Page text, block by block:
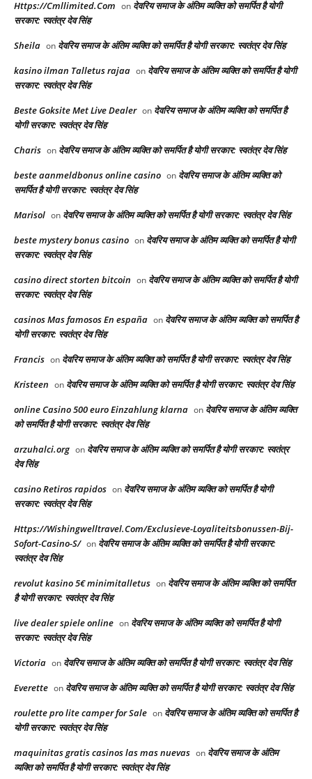
Https://Cmllimited.Com on देवरिय समाज के अंतिम व्यक्ति को समर्पित है योगी
सरकार: स्वतंत्र देव सिंह
Sheila on देवरिय समाज के अंतिम व्यक्ति को समर्पित है योगी सरकार: स्वतंत्र देव सिंह
kasino ilman Talletus rajaa on देवरिय समाज के अंतिम व्यक्ति को समर्पित है योगी
सरकार: स्वतंत्र देव सिंह
Beste Goksite Met Live Dealer on देवरिय समाज के अंतिम व्यक्ति को समर्पित है
योगी सरकार: स्वतंत्र देव सिंह
Charis on देवरिय समाज के अंतिम व्यक्ति को समर्पित है योगी सरकार: स्वतंत्र देव सिंह
beste aanmeldbonus online casino on देवरिय समाज के अंतिम व्यक्ति को
समर्पित है योगी सरकार: स्वतंत्र देव सिंह
Marisol on देवरिय समाज के अंतिम व्यक्ति को समर्पित है योगी सरकार: स्वतंत्र देव सिंह
beste mystery bonus casino on देवरिय समाज के अंतिम व्यक्ति को समर्पित है योगी
सरकार: स्वतंत्र देव सिंह
casino direct storten bitcoin on देवरिय समाज के अंतिम व्यक्ति को समर्पित है योगी
सरकार: स्वतंत्र देव सिंह
casinos Mas famosos En españa on देवरिय समाज के अंतिम व्यक्ति को समर्पित है
योगी सरकार: स्वतंत्र देव सिंह
Francis on देवरिय समाज के अंतिम व्यक्ति को समर्पित है योगी सरकार: स्वतंत्र देव सिंह
Kristeen on देवरिय समाज के अंतिम व्यक्ति को समर्पित है योगी सरकार: स्वतंत्र देव सिंह
online Casino 500 euro Einzahlung klarna on देवरिय समाज के अंतिम व्यक्ति
को समर्पित है योगी सरकार: स्वतंत्र देव सिंह
arzuhalci.org on देवरिय समाज के अंतिम व्यक्ति को समर्पित है योगी सरकार: स्वतंत्र
देव सिंह
casino Retiros rapidos on देवरिय समाज के अंतिम व्यक्ति को समर्पित है योगी
सरकार: स्वतंत्र देव सिंह
Https://Wishingwelltravel.Com/Exclusieve-Loyaliteitsbonussen-Bij-
Sofort-Casino-S/ on देवरिय समाज के अंतिम व्यक्ति को समर्पित है योगी सरकार:
स्वतंत्र देव सिंह
revolut kasino 5€ minimitalletus on देवरिय समाज के अंतिम व्यक्ति को समर्पित
है योगी सरकार: स्वतंत्र देव सिंह
live dealer spiele online on देवरिय समाज के अंतिम व्यक्ति को समर्पित है योगी
सरकार: स्वतंत्र देव सिंह
Victoria on देवरिय समाज के अंतिम व्यक्ति को समर्पित है योगी सरकार: स्वतंत्र देव सिंह
Everette on देवरिय समाज के अंतिम व्यक्ति को समर्पित है योगी सरकार: स्वतंत्र देव सिंह
roulette pro lite camper for Sale on देवरिय समाज के अंतिम व्यक्ति को समर्पित है
योगी सरकार: स्वतंत्र देव सिंह
maquinitas gratis casinos las mas nuevas on देवरिय समाज के अंतिम
व्यक्ति को समर्पित है योगी सरकार: स्वतंत्र देव सिंह